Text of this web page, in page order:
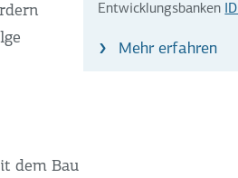
Entwicklungsbanken
Mehr erfahren
dem Bau